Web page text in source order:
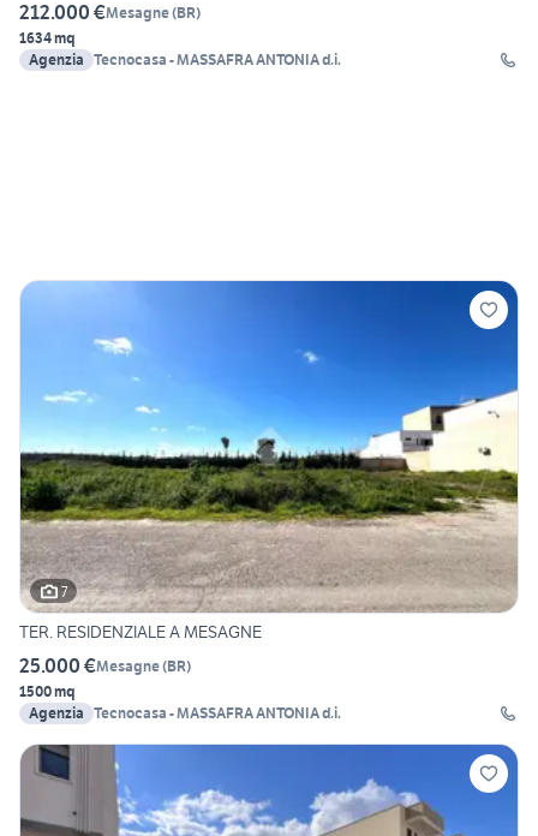
212.000 €Mesagne(BR)
1634 mq
Agenzia Tecnocasa - MASSAFRA ANTONIA d.i.
7
TER. RESIDENZIALE A MESAGNE
25.000 €Mesagne(BR)
1500 mq
Agenzia Tecnocasa - MASSAFRA ANTONIA d.i.